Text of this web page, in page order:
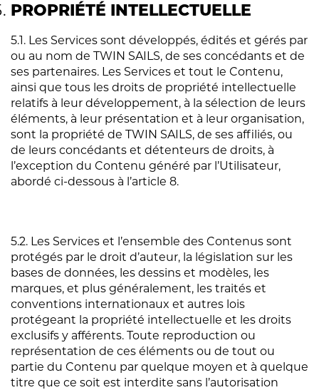
PROPRIÉTÉ INTELLECTUELLE
5.1. Les Services sont développés, édités et gérés par
ou au nom de TWIN SAILS, de ses concédants et de
ses partenaires. Les Services et tout le Contenu,
ainsi que tous les droits de propriété intellectuelle
relatifs à leur développement, à la sélection de leurs
éléments, à leur présentation et à leur organisation,
sont la propriété de TWIN SAILS, de ses affiliés, ou
de leurs concédants et détenteurs de droits, à
l’exception du Contenu généré par l’Utilisateur,
abordé ci-dessous à l’article 8.
5.2. Les Services et l’ensemble des Contenus sont
protégés par le droit d’auteur, la législation sur les
bases de données, les dessins et modèles, les
marques, et plus généralement, les traités et
conventions internationaux et autres lois
protégeant la propriété intellectuelle et les droits
exclusifs y afférents. Toute reproduction ou
représentation de ces éléments ou de tout ou
partie du Contenu par quelque moyen et à quelque
titre que ce soit est interdite sans l’autorisation